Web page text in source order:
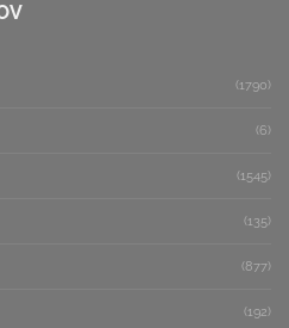
(1790)
(6)
(1545)
(135)
(877)
(192)